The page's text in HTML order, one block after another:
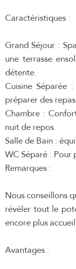
Caractéristiques :
Grand Séjour :
une terrasse
détente.
Cuisine Séparée
préparer des
Chambre :
nuit de repos.
Salle de Bain :
WC Séparé :
Remarques :
Nous conseillons
révéler tout le
encore plus
Avantages :